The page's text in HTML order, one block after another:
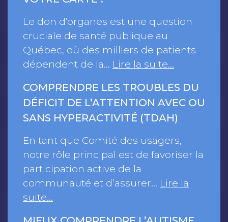
Le don d’organes est une question
cruciale de santé publique au
Québec, où des milliers de patients
dépendent de la… Lire la suite…
COMPRENDRE LES TROUBLES DU
DÉFICIT DE L’ATTENTION AVEC OU
SANS HYPERACTIVITÉ (TDAH)
En tant que Comité des usagers,
notre rôle principal est de favoriser la
participation active de la
communauté et d’assurer… Lire la
suite…